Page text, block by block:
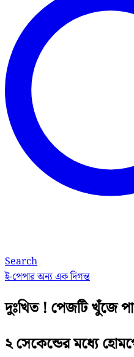
Search
ই-পেপারঅন্য এক দিগন্ত
দুঃখিত ! পেজটি খুঁজে
২ সেকেন্ডের মধ্যে